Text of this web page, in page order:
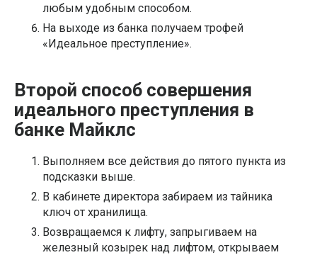
любым удобным способом.
На выходе из банка получаем трофей
«Идеальное преступление».
Второй способ совершения
идеального преступления в
банке Майклс
Выполняем все действия до пятого пункта из
подсказки выше.
В кабинете директора забираем из тайника
ключ от хранилища.
Возвращаемся к лифту, запрыгиваем на
железный козырек над лифтом, открываем